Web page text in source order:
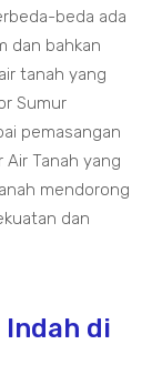
beda ada
dan bahkan
tanah yang
Sumur
pemasangan
Tanah yang
mendorong
dan
di